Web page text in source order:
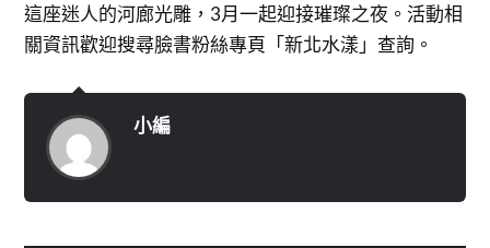
這座迷人的河廊光雕，3月一起迎接璀璨之夜。活動相
關資訊歡迎搜尋臉書粉絲專頁「新北水漾」查詢。
小編